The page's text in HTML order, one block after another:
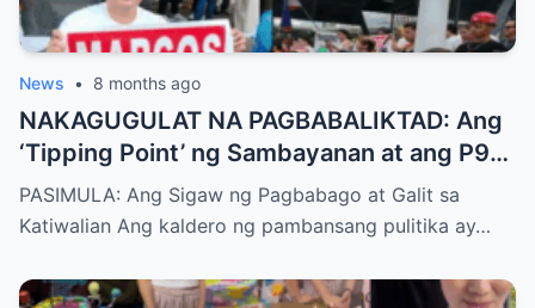
News • 8 months ago
NAKAGUGULAT NA PAGBABALIKTAD: Ang
‘Tipping Point’ ng Sambayanan at ang P97-
Bilyong Sikreto sa ilalim ng Marcos
Administration
PASIMULA: Ang Sigaw ng Pagbabago at Galit sa
Katiwalian Ang kaldero ng pambansang pulitika ay…